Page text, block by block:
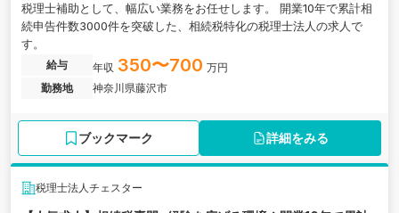
税理士補助として、幅広い業務をお任せします。 開業10年で累計相
続申告件数3000件を突破した、相続税特化の税理士法人の求人で
す。
給与 年収 350〜700 万円
勤務地
神奈川県藤沢市
ブックマーク 詳細をみる
税理士法人チェスター